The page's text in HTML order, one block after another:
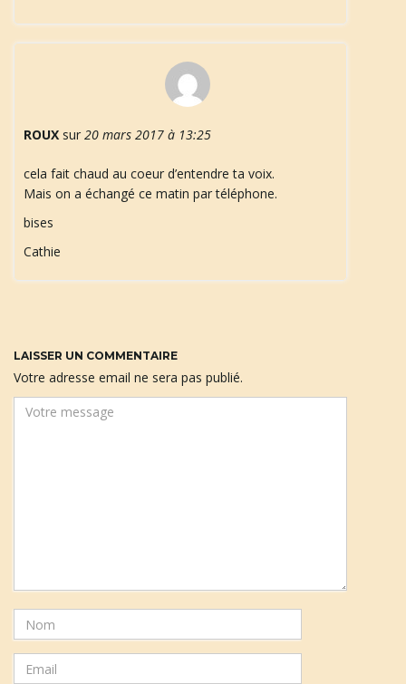
ROUX sur 20 mars 2017 à 13:25
cela fait chaud au coeur d’entendre ta voix.
Mais on a échangé ce matin par téléphone.
bises
Cathie
LAISSER UN COMMENTAIRE
Votre adresse email ne sera pas publié.